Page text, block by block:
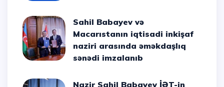
Sahil Babayev və
Macarıstanın iqtisadi inkişaf
naziri arasında əməkdaşlıq
sənədi imzalanıb
Nazir Sahil Babayev İƏT-in